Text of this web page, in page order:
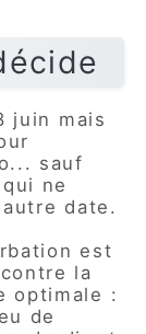
juin mais
sauf
ne
date.
est
la
optimale :
de